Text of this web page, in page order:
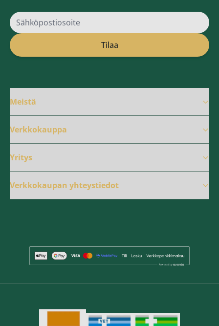
Sähköpostiosoite
Tilaa
Meistä
Verkkokauppa
Yritys
Verkkokaupan yhteystiedot